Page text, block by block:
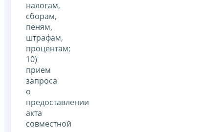
налогам,
сборам,
пеням,
штрафам,
процентам;
10)
прием
запроса
о
предоставлении
акта
совместной